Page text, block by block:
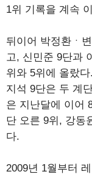
1위 기록을 계속
뒤이어 박정환ㆍ
고, 신민준 9단과
위와 5위에 올랐
지석 9단은 두 계
은 지난달에 이어
단 오른 9위, 강동
다.
2009년 1월부터